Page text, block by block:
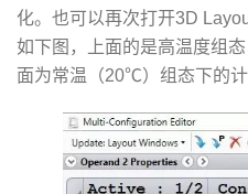
化。也可以再次打开3D
如下图，上面的是高温度组
面为常温（20℃）组态下的计